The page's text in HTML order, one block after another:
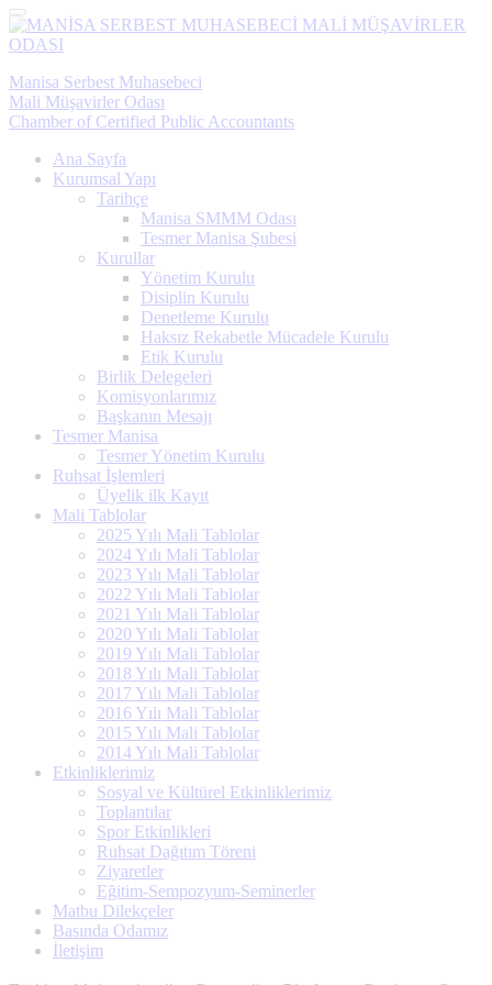
Menü
Manisa Serbest Muhasebeci
Mali Müşavirler Odası
Chamber of Certified Public Accountants
Ana Sayfa
Kurumsal Yapı
Tarihçe
Manisa SMMM Odası
Tesmer Manisa Şubesi
Kurullar
Yönetim Kurulu
Disiplin Kurulu
Denetleme Kurulu
Haksız Rekabetle Mücadele Kurulu
Etik Kurulu
Birlik Delegeleri
Komisyonlarımız
Başkanın Mesajı
Tesmer Manisa
Tesmer Yönetim Kurulu
Ruhsat İşlemleri
Üyelik ilk Kayıt
Mali Tablolar
2025 Yılı Mali Tablolar
2024 Yılı Mali Tablolar
2023 Yılı Mali Tablolar
2022 Yılı Mali Tablolar
2021 Yılı Mali Tablolar
2020 Yılı Mali Tablolar
2019 Yılı Mali Tablolar
2018 Yılı Mali Tablolar
2017 Yılı Mali Tablolar
2016 Yılı Mali Tablolar
2015 Yılı Mali Tablolar
2014 Yılı Mali Tablolar
Etkinliklerimiz
Sosyal ve Kültürel Etkinliklerimiz
Toplantılar
Spor Etkinlikleri
Ruhsat Dağıtım Töreni
Ziyaretler
Eğitim-Sempozyum-Seminerler
Matbu Dilekçeler
Basında Odamız
İletişim